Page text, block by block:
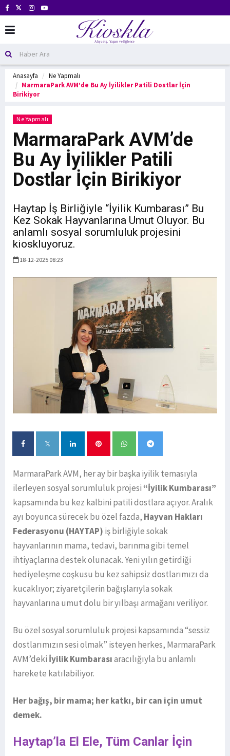
Anasayfa
Ne Yapmalı
MarmaraPark AVM’de Bu Ay İyilikler Patili Dostlar İçin
Birikiyor
Ne Yapmalı
MarmaraPark AVM’de
Bu Ay İyilikler Patili
Dostlar İçin Birikiyor
Haytap İş Birliğiyle “İyilik Kumbarası” Bu
Kez Sokak Hayvanlarına Umut Oluyor. Bu
anlamlı sosyal sorumluluk projesini
kioskluyoruz.
18-12-2025 08:23
MarmaraPark AVM, her ay bir başka iyilik temasıyla
ilerleyen sosyal sorumluluk projesi “İyilik Kumbarası”
kapsamında bu kez kalbini patili dostlara açıyor. Aralık
ayı boyunca sürecek bu özel fazda, Hayvan Hakları
Federasyonu (HAYTAP) iş birliğiyle sokak
hayvanlarının mama, tedavi, barınma gibi temel
ihtiyaçlarına destek olunacak. Yeni yılın getirdiği
hediyeleşme coşkusu bu kez sahipsiz dostlarımızı da
kucaklıyor; ziyaretçilerin bağışlarıyla sokak
hayvanlarına umut dolu bir yılbaşı armağanı veriliyor.
Bu özel sosyal sorumluluk projesi kapsamında “sessiz
dostlarımızın sesi olmak” isteyen herkes, MarmaraPark
AVM’deki İyilik Kumbarasıaracılığıyla bu anlamlı
harekete katılabiliyor.
Her bağış, bir mama; her katkı, bir can için umut
demek.
Haytap’ la El Ele, Tüm Canlar İçin